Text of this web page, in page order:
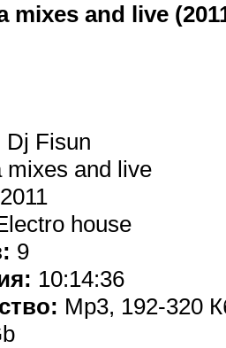
mixes and live
Dj Fisun
mixes and live
2011
house
9
10:14:36
Mp3, 192-320